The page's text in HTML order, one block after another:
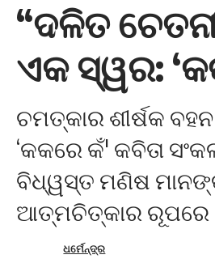
“ଦଳିତ
ଏକ ସ୍ୱର:
ଚମତ୍କାର ଶୀର୍ଷକ
‘କକରେ କଁ' କବିତା
ବିଧ୍ୱସ୍ତ ମଣିଷ
ଆତ୍ମଚିତ୍କାର ରୂପରେ
ଧର୍ମେନ୍ଦ୍ର